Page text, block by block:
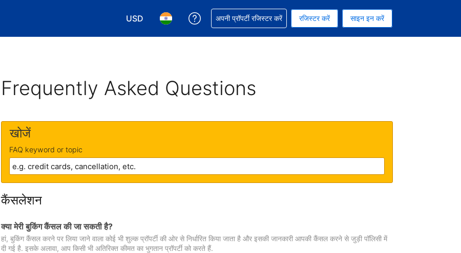
USD
अपनी करेंसी चुनें. आपने अभी USD करेंसी को चुना हुआ है
अपनी भाषा चुनें. आपने अभी हिन्दी भाषा को चुना हुआ है
अपनी बुकिंग में सहायता पाएं
अपनी प्रॉपर्टी रजिस्टर करें रजिस्टर करें साइन इन करें
Frequently Asked Questions
खोजें
FAQ keyword or topic
कैंसलेशन
क्या मेरी बुकिंग कैंसल की जा सकती है?
हां, बुकिंग कैंसल करने पर लिया जाने वाला कोई भी शुल्क प्रॉपर्टी की ओर से निर्धारित किया जाता है और इसकी जानकारी आपकी कैंसल करने से जुड़ी पॉलिसी में
दी गई है. इसके अलावा, आप किसी भी अतिरिक्त कीमत का भुगतान प्रॉपर्टी को करते हैं.